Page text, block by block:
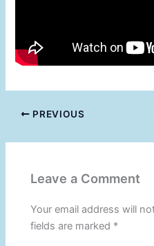
PREVIOUS
Leave a Comment
Your email address will
fields are marked *